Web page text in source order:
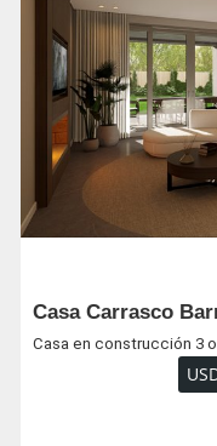
Casa Carrasco
Casa en construcción 3